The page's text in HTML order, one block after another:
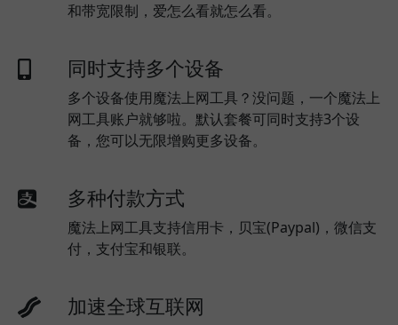
和带宽限制，爱怎么看就怎么看。
同时支持多个设备
多个设备使用魔法上网工具？没问题，一个魔法上
网工具账户就够啦。默认套餐可同时支持3个设
备，您可以无限增购更多设备。
多种付款方式
魔法上网工具支持信用卡，贝宝(Paypal)，微信支
付，支付宝和银联。
加速全球互联网